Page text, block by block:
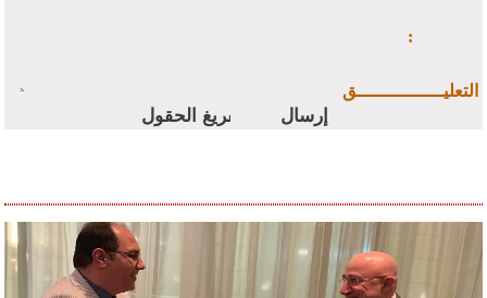
:
التعليــــــــــــــــق